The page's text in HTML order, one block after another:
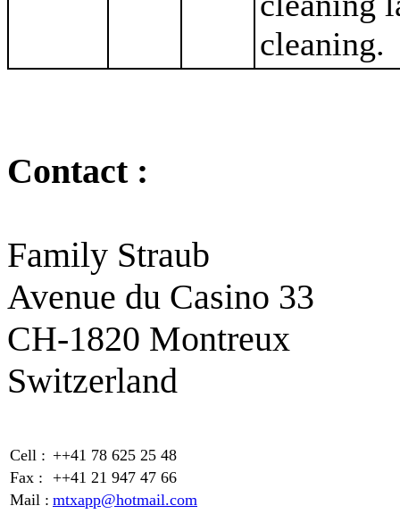
cleaning.
Contact :
Family Straub
Avenue du Casino 33
CH-1820 Montreux
Switzerland
Cell : ++41 78 625 25 48
Fax : ++41 21 947 47 66
Mail : mtxapp@hotmail.com